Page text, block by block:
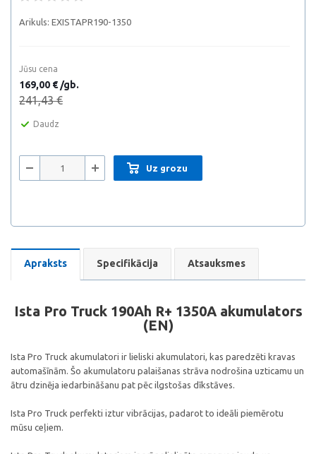
Arikuls: EXISTAPR190-1350
Jūsu cena
169,00 € /gb.
241,43 €
Daudz
Uz grozu
Apraksts Specifikācija Atsauksmes
Ista Pro Truck 190Ah R+ 1350A akumulators
(EN)
Ista Pro Truck akumulatori ir lieliski akumulatori, kas paredzēti kravas
automašīnām. Šo akumulatoru palaišanas strāva nodrošina uzticamu un
ātru dzinēja iedarbināšanu pat pēc ilgstošas ​​dīkstāves.
Ista Pro Truck perfekti iztur vibrācijas, padarot to ideāli piemērotu
mūsu ceļiem.